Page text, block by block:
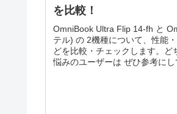
を比較！
OmniBook Ultra Flip 14-fh と
テル) の 2機種について、性能
どを比較・チェックします。ど
悩みのユーザーは ぜひ参考にし